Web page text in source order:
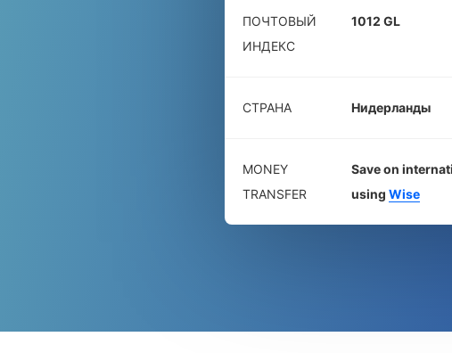
ПОЧТОВЫЙ
ИНДЕКС
1012 GL
СТРАНА Нидерланды
MONEY
TRANSFER
Save on
using Wise